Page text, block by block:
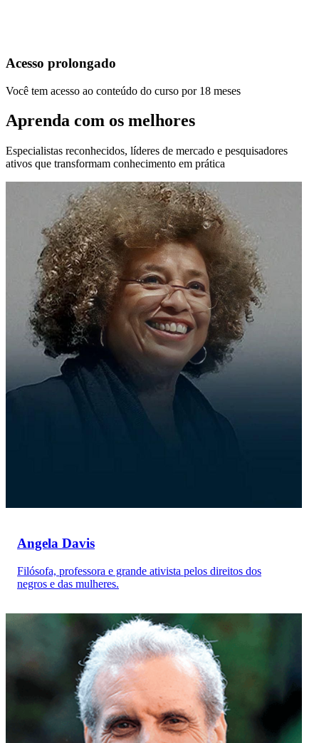
Acesso prolongado
Você tem acesso ao conteúdo do curso por 18 meses
Aprenda com os melhores
Especialistas reconhecidos, líderes de mercado e pesquisadores
ativos que transformam conhecimento em prática
Angela Davis
Filósofa, professora e grande ativista pelos direitos dos
negros e das mulheres.